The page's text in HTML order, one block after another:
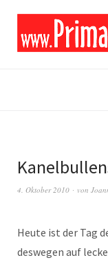
4. Oktober 2010 von
Heute ist der Tag
deswegen auf